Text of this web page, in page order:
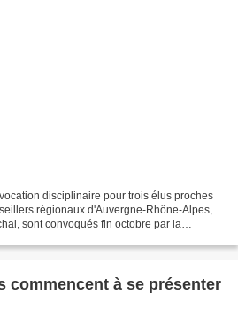
disciplinaire pour trois élus proches
régionaux d'Auvergne-Rhône-Alpes,
sont convoqués fin octobre par la
commencent à se présenter